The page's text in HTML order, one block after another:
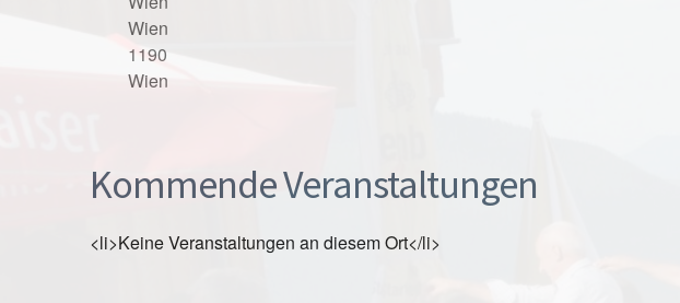
Wien
1190
Wien
Kommende Veranstaltungen
<li>Keine Veranstaltungen an diesem Ort</li>